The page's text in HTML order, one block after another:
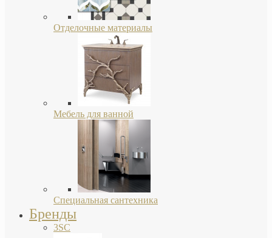
Отделочные материалы
Мебель для ванной
Специальная сантехника
Бренды
3SC